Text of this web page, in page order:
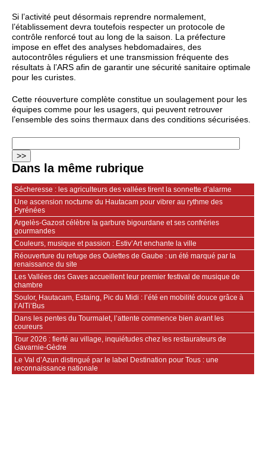
Si l’activité peut désormais reprendre normalement,
l’établissement devra toutefois respecter un protocole de
contrôle renforcé tout au long de la saison. La préfecture
impose en effet des analyses hebdomadaires, des
autocontrôles réguliers et une transmission fréquente des
résultats à l’ARS afin de garantir une sécurité sanitaire optimale
pour les curistes.
Cette réouverture complète constitue un soulagement pour les
équipes comme pour les usagers, qui peuvent retrouver
l’ensemble des soins thermaux dans des conditions sécurisées.
Dans la même rubrique
Sécheresse : les agriculteurs des vallées tirent la sonnette d’alarme
Une ascension nocturne du Hautacam pour vibrer au rythme des
Pyrénées
Argelès-Gazost célèbre la garbure bigourdane et ses confréries
gourmandes
Couleurs, musique et passion : Estiv’Art enchante la ville
Réouverture du refuge des Oulettes de Gaube : un été marqué par la
renaissance du site
Les Vallées des Gaves accueillent leur premier festival de musique de
chambre
Soulor, Hautacam, Estaing, Pic du Midi : l’été en mobilité douce grâce à
l’AlTi’Bus
Dans les pentes du Tourmalet, l’attente commence bien avant les
coureurs
Tour 2026 : fierté au village, inquiétudes chez les restaurateurs de
Gavarnie‑Gèdre
Le Val d’Azun distingué par le label Destination pour Tous : une
reconnaissance nationale